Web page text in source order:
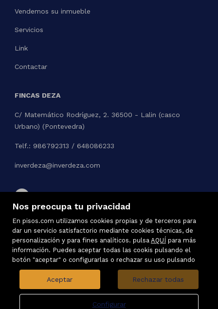
Nos preocupa tu privacidad
En pisos.com utilizamos cookies propias y de terceros para
dar un servicio satisfactorio mediante cookies técnicas, de
personalización y para fines analíticos. pulsa AQUÍ para más
información. Puedes aceptar todas las cookis pulsando el
botón "aceptar" o configurarlas o rechazar su uso pulsando
Aceptar Rechazar todas
Configurar
Vendemos su inmueble
Servicios
Link
Contactar
FINCAS DEZA
C/ Matemático Rodríguez, 2. 36500 - Lalin (casco
Urbano) (Pontevedra)
Telf.: 986792313 / 648086233
inverdeza@inverdeza.com